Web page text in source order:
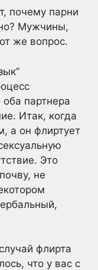
почему парни
Мужчины,
же вопрос.
оба партнера
Итак, когда
а он флиртует
Это
не
флирта
что у вас с